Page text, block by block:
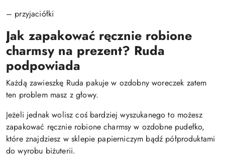
– przyjaciółki
Jak zapakować ręcznie robione
charmsy na prezent? Ruda
podpowiada
Każdą zawieszkę Ruda pakuje w ozdobny woreczek zatem
ten problem masz z głowy.
Jeżeli jednak wolisz coś bardziej wyszukanego to możesz
zapakować ręcznie robione charmsy w ozdobne pudełko,
które znajdziesz w sklepie papierniczym bądź półproduktami
do wyrobu biżuterii.